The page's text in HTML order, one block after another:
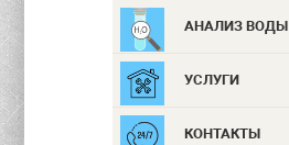
АНАЛИЗ ВОДЫ
УСЛУГИ
КОНТАКТЫ